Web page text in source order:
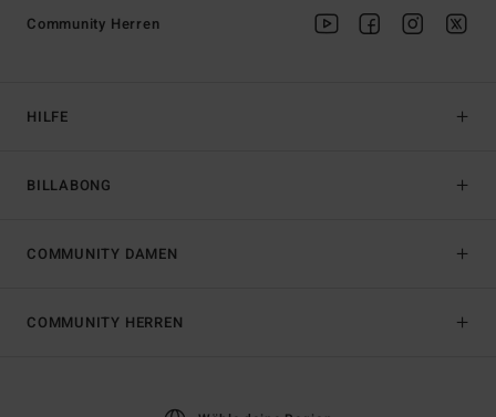
HILFE
BILLABONG
Community Herren
COMMUNITY DAMEN
COMMUNITY HERREN